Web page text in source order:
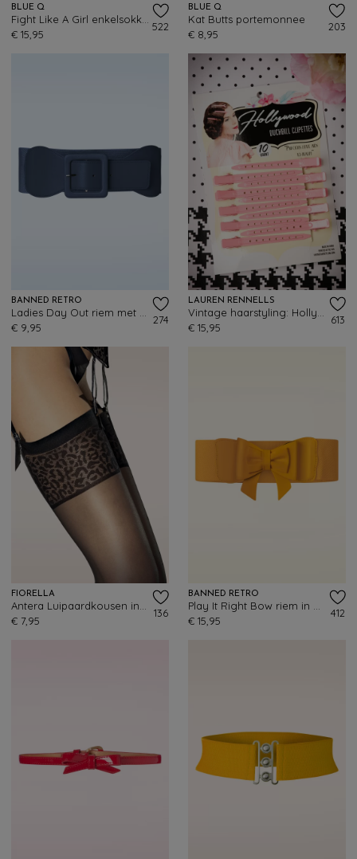
BLUE Q
€ 15,95
522
BLUE Q
Kat Butts portemonnee
€ 8,95
203
BANNED RETRO
€ 9,95
274
LAUREN RENNELLS
€ 15,95
613
FIORELLA
€ 7,95
136
BANNED RETRO
€ 15,95
412